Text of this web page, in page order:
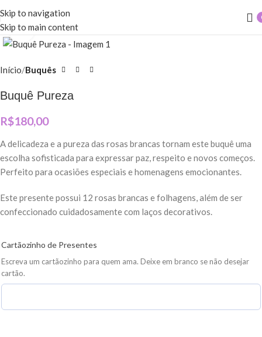
Skip to navigation
Skip to main content
Clique para ampliar
Início Buquês
Buquê Pureza
R$180,00
A delicadeza e a pureza das rosas brancas tornam este buquê uma
escolha sofisticada para expressar paz, respeito e novos começos.
Perfeito para ocasiões especiais e homenagens emocionantes.
Este presente possui 12 rosas brancas e folhagens, além de ser
confeccionado cuidadosamente com laços decorativos.
Cartãozinho de Presentes
Escreva um cartãozinho para quem ama. Deixe em branco se não desejar
cartão.